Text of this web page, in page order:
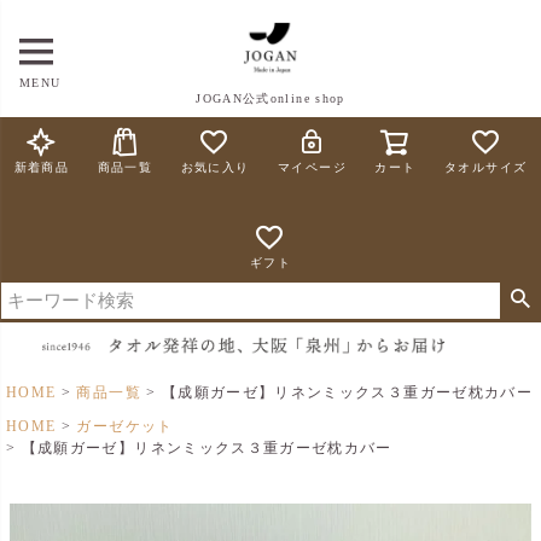
MENU
JOGAN公式online shop
新着商品 商品一覧 お気に入り マイページ カート タオルサイズ
ギフト
HOME 商品一覧
【成願ガーゼ】リネンミックス３重ガーゼ枕カバー
HOME
ガーゼケット
【成願ガーゼ】リネンミックス３重ガーゼ枕カバー